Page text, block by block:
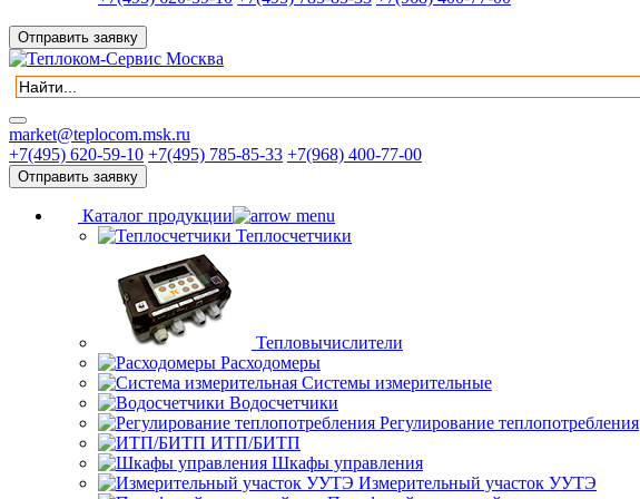
Отправить заявку
market@teplocom.msk.ru
+7(495) 620-59-10 +7(495) 785-85-33 +7(968) 400-77-00
Отправить заявку
Каталог продукции
Теплосчетчики
Тепловычислители
Расходомеры
Системы измерительные
Водосчетчики
Регулирование теплопотребления
ИТП/БИТП
Шкафы управления
Измерительный участок УУТЭ